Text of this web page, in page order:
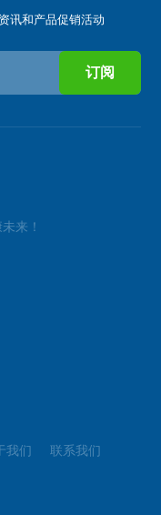
讯和产品促销活动
来！
我们 联系我们